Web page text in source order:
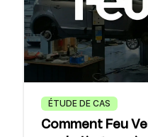
ÉTUDE DE CAS
Comment Feu